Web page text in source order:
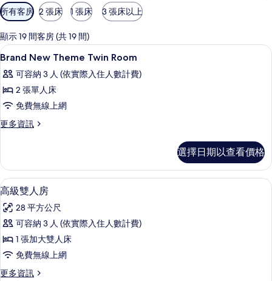
可
用
的
客
房
篩
選
條
所有客房 2 張床 1 張床 3 張床以上
顯示 19 間客房 (共 19 間)
顯
示
Brand
New
Theme
Twin
所
有
相
片
羽絨被、免費迷你吧、客房內保險箱、
6
Brand New Theme Twin Room
可容納 3 人 (依實際入住人數計費)
2 張單人床
免費無線上網
更多資訊
更
Theme
Twin
Room
詳
情
選擇日期以查看價格
顯
示
高
級
雙
人
羽絨被、免費迷你吧、客房內保險箱、
3
高級雙人房
28 平方公尺
可容納 3 人 (依實際入住人數計費)
1 張加大雙人床
免費無線上網
更多資訊
更